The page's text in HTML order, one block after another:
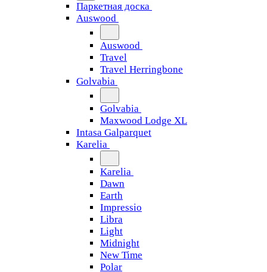
Паркетная доска
Auswood
Auswood
Travel
Travel Herringbone
Golvabia
Golvabia
Maxwood Lodge XL
Intasa Galparquet
Karelia
Karelia
Dawn
Earth
Impressio
Libra
Light
Midnight
New Time
Polar